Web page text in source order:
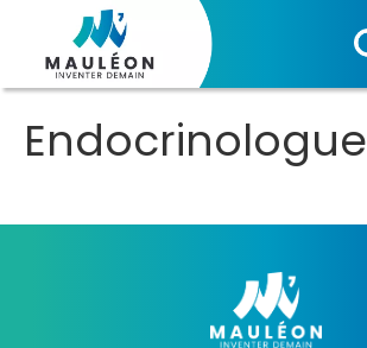
Endocrinologue
Panneau de gestion des cookies